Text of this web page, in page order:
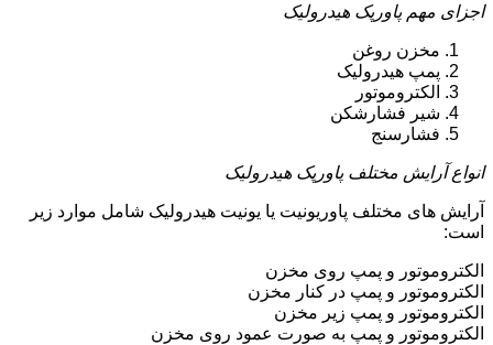
اجزای مهم پاورپک هیدرولیک
مخزن روغن
پمپ هیدرولیک
الکتروموتور
شیر فشارشکن
فشارسنج
انواع آرایش مختلف پاورپک هیدرولیک
آرایش های مختلف پاوریونیت یا یونیت هیدرولیک شامل موارد زیر
است:
الکتروموتور و پمپ روی مخزن
الکتروموتور و پمپ در کنار مخزن
الکتروموتور و پمپ زیر مخزن
الکتروموتور و پمپ به صورت عمود روی مخزن